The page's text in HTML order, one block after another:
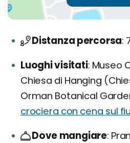
Distanza percorsa
Luoghi visitati Museo
Chiesa di Hanging
Orman Botanical
crociera con cena sul
Dove mangiare